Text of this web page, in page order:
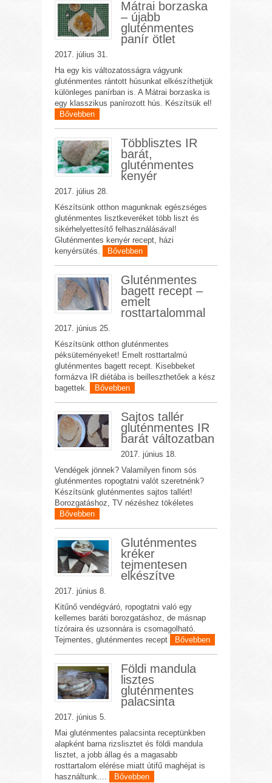
Mátrai borzaska
– újabb
gluténmentes
panír ötlet
2017. július 31.
Ha egy kis változatosságra vágyunk
gluténmentes rántott húsunkat elkészíthetjük
különleges panírban is. A Mátrai borzaska is
egy klasszikus panírozott hús. Készítsük el!
Bővebben
Többlisztes IR
barát,
gluténmentes
kenyér
2017. július 28.
Készítsünk otthon magunknak egészséges
gluténmentes lisztkeveréket több liszt és
sikérhelyettesítő felhasználásával!
Gluténmentes kenyér recept, házi
kenyérsütés.
Bővebben
Gluténmentes
bagett recept –
emelt
rosttartalommal
2017. június 25.
Készítsünk otthon gluténmentes
péksüteményeket! Emelt rosttartalmú
gluténmentes bagett recept. Kisebbeket
formázva IR diétába is beilleszthetőek a kész
bagettek.
Bővebben
Sajtos tallér
gluténmentes IR
barát változatban
2017. június 18.
Vendégek jönnek? Valamilyen finom sós
gluténmentes ropogtatni valót szeretnénk?
Készítsünk gluténmentes sajtos tallért!
Borozgatáshoz, TV nézéshez tökéletes
Bővebben
Gluténmentes
kréker
tejmentesen
elkészítve
2017. június 8.
Kitűnő vendégváró, ropogtatni való egy
kellemes baráti borozgatáshoz, de másnap
tízóraira és uzsonnára is csomagolható.
Tejmentes, gluténmentes recept
Bővebben
Földi mandula
lisztes
gluténmentes
palacsinta
2017. június 5.
Mai gluténmentes palacsinta receptünkben
alapként barna rizslisztet és földi mandula
lisztet, a jobb állag és a magasabb
rosttartalom elérése miatt útifű maghéjat is
használtunk....
Bővebben